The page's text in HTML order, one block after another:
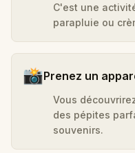
C'est une
parapluie ou
📸Prenez un
Vous
des pépites
souvenirs.